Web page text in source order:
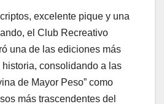
excelente pique y una
el Club Recreativo
una de las ediciones más
historia, consolidando a las
de Mayor Peso” como
más trascendentes del